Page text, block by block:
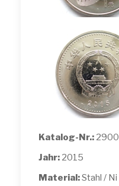
Katalog-Nr.: 2900
Jahr: 2015
Material:Stahl / Ni